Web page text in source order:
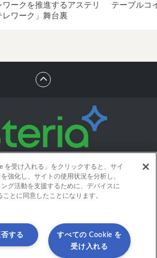
ークを推進するアステリ
ワーク」舞台裏
テーブルコ
を受け入れる」をクリックすると、サイ
を強化し、サイトの使用状況を分析し、
グ活動を支援するために、デバイスに
ことに同意したことになります。
すべての Cookie を
受け入れる
する